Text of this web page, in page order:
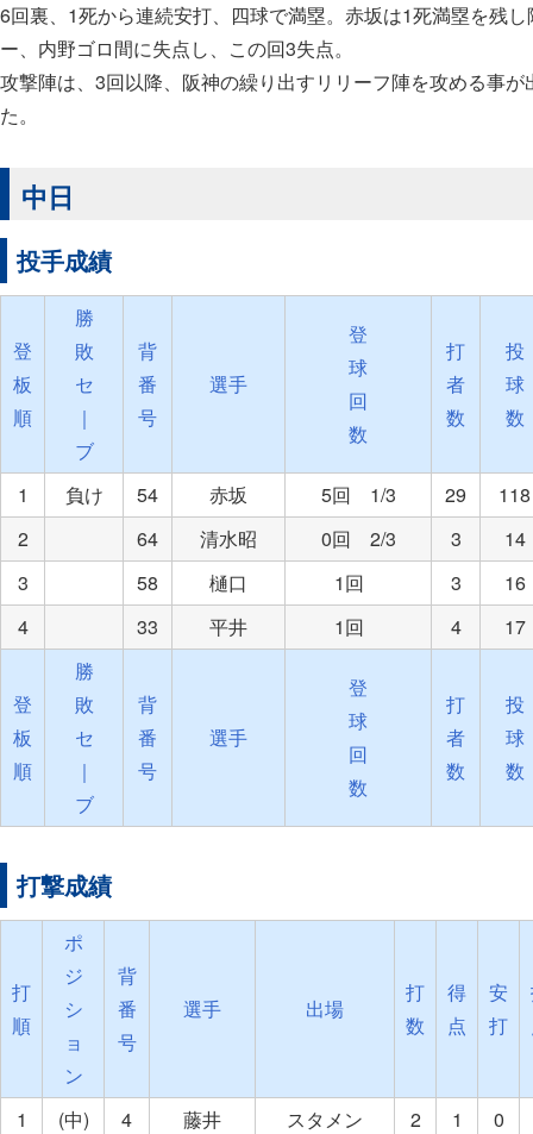
6回裏、1死から連続安打、四球で満塁。赤坂は1死満塁を残
ー、内野ゴロ間に失点し、この回3失点。
攻撃陣は、3回以降、阪神の繰り出すリリーフ陣を攻める事
た。
中日
投手成績
登
板
順
勝
敗
セ
｜
ブ
背
番
号
選手
登
球
回
数
打
者
数
投
球
数
1 負け 54 赤坂 5回 1/3 29
118
2
64 清水昭 0回 2/3 3
14
3
58 樋口 1回 3
16
4
33 平井 1回 4 17
登
板
順
勝
敗
セ
｜
ブ
背
番
号
選手
登
球
回
数
打
者
数
投
球
数
打撃成績
打
順
ポ
ジ
シ
ョ
ン
背
番
号
選手 出場
打
数
得
点
安
打
1 (中) 4 藤井 スタメン 2 1
0